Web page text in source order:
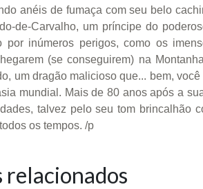
anéis de fumaça com seu belo
de-Carvalho, um príncipe do
por inúmeros perigos, como os
(se conseguirem) na
um dragão malicioso que... bem,
mundial. Mais de 80 anos após a
talvez pelo seu tom brincalhão
os tempos. /p
relacionados